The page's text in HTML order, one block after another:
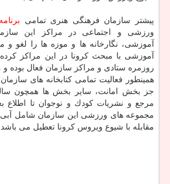
پیشتر سازمان فرهنگی هنری تمامی برنامه
ورزشی و اجتماعی در مراكز این
آموزشی، نگارخانه ها و موزه ها را لغو و
آموزشی با مبحث كرونا در این مراكز كرده
روزمره ستادی و مراكز سازمان فعال بوده
جز بخش امانت، سایر بخش ها همچون
مرجع و نشریات كودك و نوجوان تا اطلاع
مجموعه های ورزشی این سازمان شامل آبی
مقابله با شیوع ویروس كرونا تعطیل می